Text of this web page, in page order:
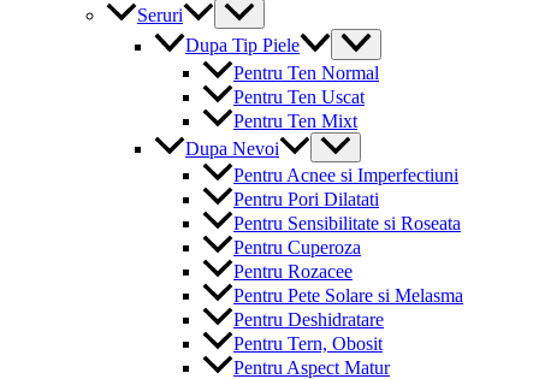
Seruri
Menu
Toggle
Dupa Tip Piele
Menu
Toggle
Pentru Ten Normal
Pentru Ten Uscat
Pentru Ten Mixt
Dupa Nevoi
Menu
Toggle
Pentru Acnee si Imperfectiuni
Pentru Pori Dilatati
Pentru Sensibilitate si Roseata
Pentru Cuperoza
Pentru Rozacee
Pentru Pete Solare si Melasma
Pentru Deshidratare
Pentru Tern, Obosit
Pentru Aspect Matur